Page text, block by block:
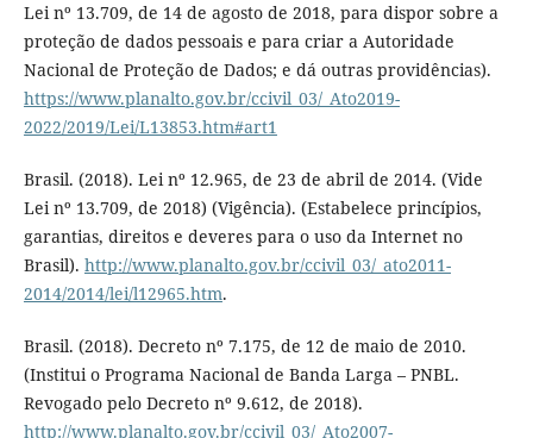
Lei nº 13.709, de 14 de agosto de 2018, para dispor sobre a
proteção de dados pessoais e para criar a Autoridade
Nacional de Proteção de Dados; e dá outras providências).
https://www.planalto.gov.br/ccivil_03/_Ato2019-
2022/2019/Lei/L13853.htm#art1
Brasil. (2018). Lei nº 12.965, de 23 de abril de 2014. (Vide
Lei nº 13.709, de 2018) (Vigência). (Estabelece princípios,
garantias, direitos e deveres para o uso da Internet no
Brasil). http://www.planalto.gov.br/ccivil_03/_ato2011-
2014/2014/lei/l12965.htm.
Brasil. (2018). Decreto nº 7.175, de 12 de maio de 2010.
(Institui o Programa Nacional de Banda Larga – PNBL.
Revogado pelo Decreto nº 9.612, de 2018).
http://www.planalto.gov.br/ccivil_03/_Ato2007-